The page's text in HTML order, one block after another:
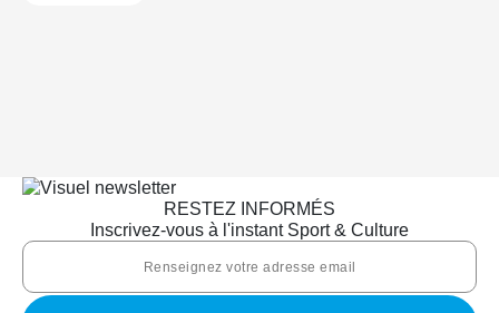
RESTEZ INFORMÉS
Inscrivez-vous à l'instant Sport & Culture